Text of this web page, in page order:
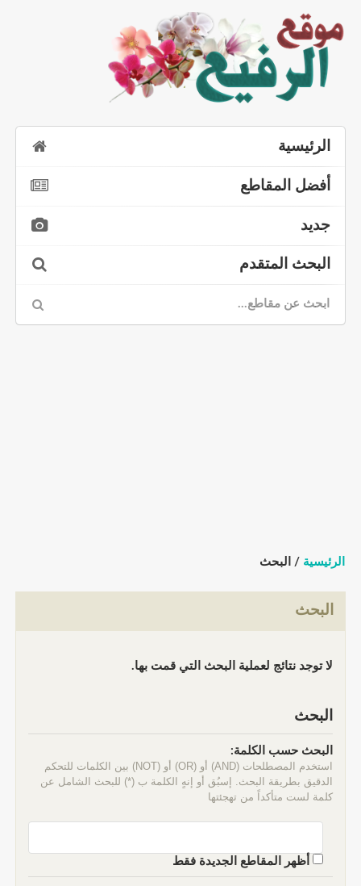
الرئيسية
أفضل المقاطع
جديد
البحث المتقدم
الرئيسية / البحث
البحث
لا توجد نتائج لعملية البحث التي قمت بها.
البحث
البحث حسب الكلمة:
استخدم المصطلحات (AND) أو (OR) أو (NOT) بين الكلمات للتحكم
الدقيق بطريقة البحث. إسبُق أو إنهٍ الكلمة ب (*) للبحث الشامل عن
كلمة لست متأكداً من تهجئتها
أظهر المقاطع الجديدة فقط